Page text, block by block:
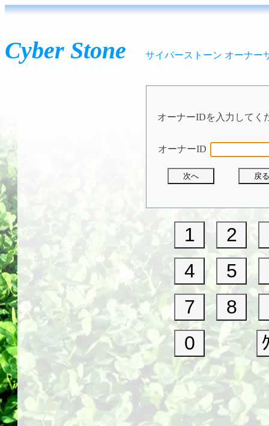
Cyber Stone サイバーストーン オーナー
オーナーIDを入力してく
オーナーID